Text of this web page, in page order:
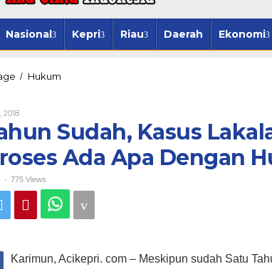
Nasional Kepri Riau Daerah Ekonomi
/ Hukum
Calfin
Belum
Diproses
Ada
Dengan
Hukum
Negri
2018Oleh
Sudah, Kasus
Ada Apa Dengan
- 775 Views
Karimun, Acikepri. com – Meskipun sudah Satu